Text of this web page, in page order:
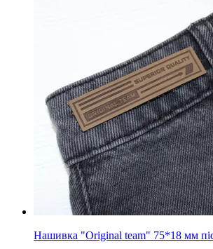
Нашивка "Original team" 75*18 мм